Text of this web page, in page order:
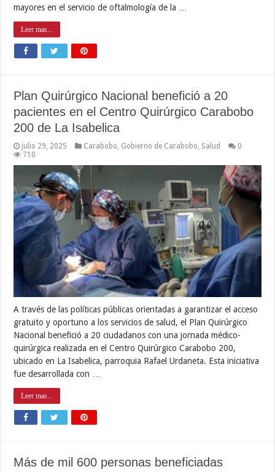
mayores en el servicio de oftalmología de la …
Leer mas...
Plan Quirúrgico Nacional benefició a 20
pacientes en el Centro Quirúrgico Carabobo
200 de La Isabelica
julio 29, 2025 Carabobo, Gobierno de Carabobo, Salud
0
710
A través de las políticas públicas orientadas a garantizar el acceso
gratuito y oportuno a los servicios de salud, el Plan Quirúrgico
Nacional benefició a 20 ciudadanos con una jornada médico-
quirúrgica realizada en el Centro Quirúrgico Carabobo 200,
ubicado en La Isabelica, parroquia Rafael Urdaneta. Esta iniciativa
fue desarrollada con …
Leer mas...
Más de mil 600 personas beneficiadas